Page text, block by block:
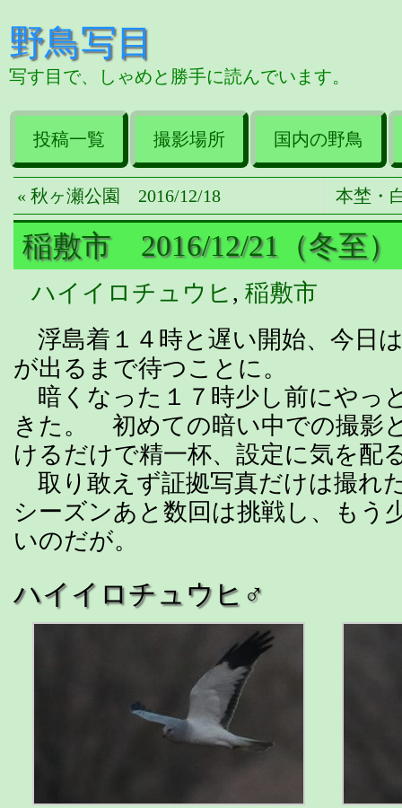
野鳥写目
写す目で、しゃめと勝手に読んでいます。
投稿一覧 撮影場所 国内の野鳥
« 秋ヶ瀬公園 2016/12/18 本埜・
稲敷市 2016/12/21（冬至）
ハイイロチュウヒ , 稲敷市
浮島着１４時と遅い開始、今日
が出るまで待つことに。
暗くなった１７時少し前にやっ
きた。 初めての暗い中での撮影
けるだけで精一杯、設定に気を配
取り敢えず証拠写真だけは撮れ
シーズンあと数回は挑戦し、もう
いのだが。
ハイイロチュウヒ♂